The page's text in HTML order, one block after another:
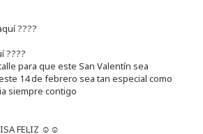
????
para que este San Valentín sea
14 de febrero sea tan especial como
siempre contigo